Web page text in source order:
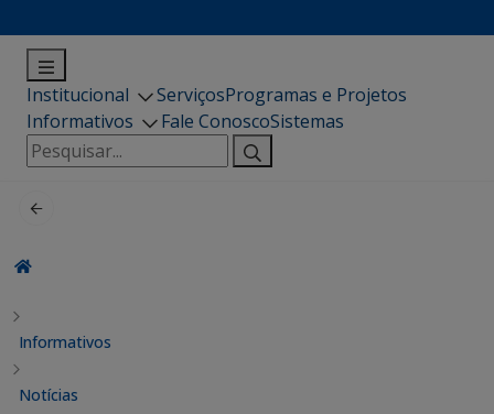
Institucional ServiçosProgramas e Projetos
Informativos
Fale ConoscoSistemas
Pesquisar
por:
Informativos
Notícias